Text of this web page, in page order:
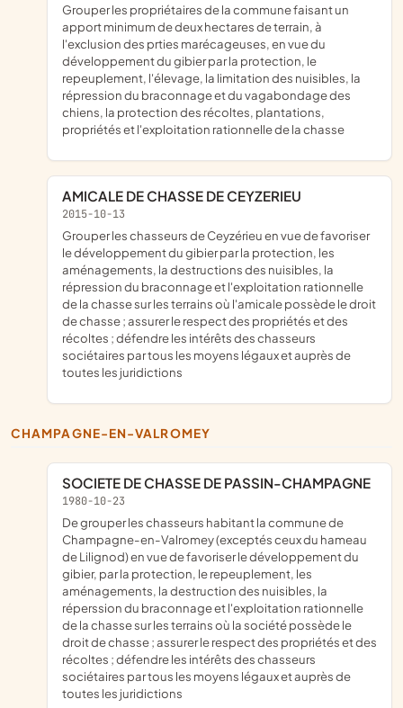
grouper les propriétaires de la commune faisant un
apport minimum de deux hectares de terrain, à
l'exclusion des prties marécageuses, en vue du
développement du gibier par la protection, le
repeuplement, l'élevage, la limitation des nuisibles, la
répression du braconnage et du vagabondage des
chiens, la protection des récoltes, plantations,
propriétés et l'exploitation rationnelle de la chasse
AMICALE DE CHASSE DE CEYZERIEU
2015-10-13
grouper les chasseurs de Ceyzérieu en vue de favoriser
le développement du gibier par la protection, les
aménagements, la destructions des nuisibles, la
répression du braconnage et l'exploitation rationnelle
de la chasse sur les terrains où l'amicale possède le droit
de chasse ; assurer le respect des propriétés et des
récoltes ; défendre les intérêts des chasseurs
sociétaires par tous les moyens légaux et auprès de
toutes les juridictions
CHAMPAGNE-EN-VALROMEY
SOCIETE DE CHASSE DE PASSIN-CHAMPAGNE
1980-10-23
de grouper les chasseurs habitant la commune de
Champagne-en-Valromey (exceptés ceux du hameau
de Lilignod) en vue de favoriser le développement du
gibier, par la protection, le repeuplement, les
aménagements, la destruction des nuisibles, la
réperssion du braconnage et l'exploitation rationnelle
de la chasse sur les terrains où la société possède le
droit de chasse ; assurer le respect des propriétés et des
récoltes ; défendre les intérêts des chasseurs
sociétaires par tous les moyens légaux et auprès de
toutes les juridictions